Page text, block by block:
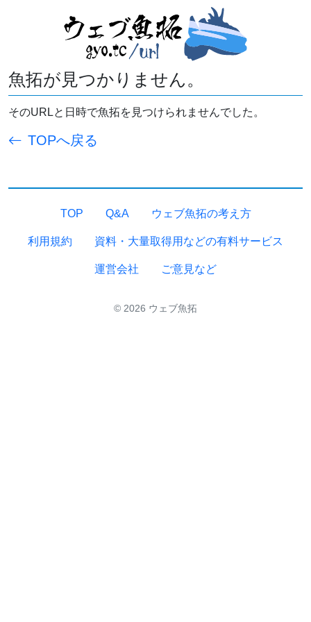
魚拓が見つかりません。
そのURLと日時で魚拓を見つけられませんでした。
TOPへ戻る
TOP Q&A ウェブ魚拓の考え方
利用規約 資料・大量取得用などの有料サービス
運営会社 ご意見など
© 2026 ウェブ魚拓